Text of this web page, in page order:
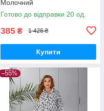
Молочний
Готово до відправки 20 од.
385 ₴ 1 426 ₴
Купити
–55%